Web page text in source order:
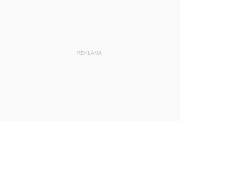
REKLAMA